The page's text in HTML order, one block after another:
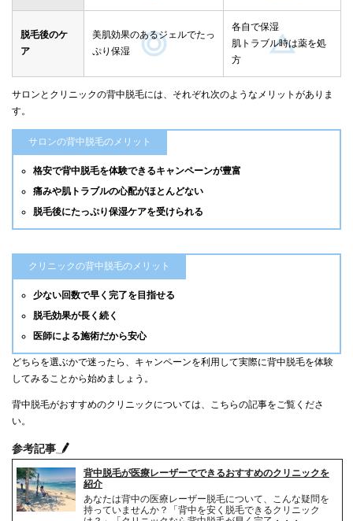
脱毛後のケ
ア
美肌効果のあるジェルでたっ
ぷり保湿
各自で保湿
肌トラブル時は薬を処
方
サロンとクリニックの背中脱毛には、それぞれ次のようなメリットがありま
す。
サロンの背中脱毛のメリット
格安で背中脱毛を体験できるキャンペーンが豊富
痛みや肌トラブルの心配がほとんどない
脱毛後にたっぷり保湿ケアを受けられる
クリニックの背中脱毛のメリット
少ない回数で早く完了を目指せる
脱毛効果が長く続く
医師による施術だから安心
どちらを選ぶかで迷ったら、キャンペーンを利用して実際に背中脱毛を体験
してみることから始めましょう。
背中脱毛がおすすめのクリニックについては、こちらの記事をご覧くださ
い。
参考記事
背中脱毛が医療レーザーでできるおすすめのクリニックを
紹介
あなたは背中の医療レーザー脱毛について、こんな疑問を
持っていませんか？「背中を安く脱毛できるクリニック